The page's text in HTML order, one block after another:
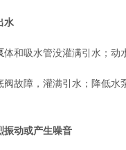
水
体和吸水管没灌满引水；动
阀故障，灌满引水；降低
振动或产生噪音